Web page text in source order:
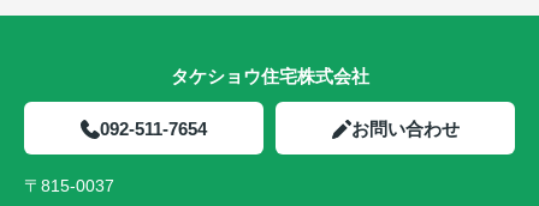
タケショウ住宅株式会社
092-511-7654 お問い合わせ
〒815-0037